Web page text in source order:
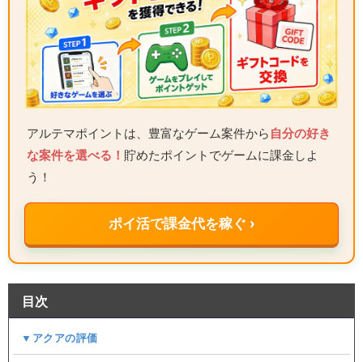
アルテマポイントは、豊富なゲーム案件から 自分の好き
な案件を選べる！ 貯めたポイントでゲームに課金しよ
う！
ポイ活で課金代を稼ぐ ›
目次
▼アクアの評価